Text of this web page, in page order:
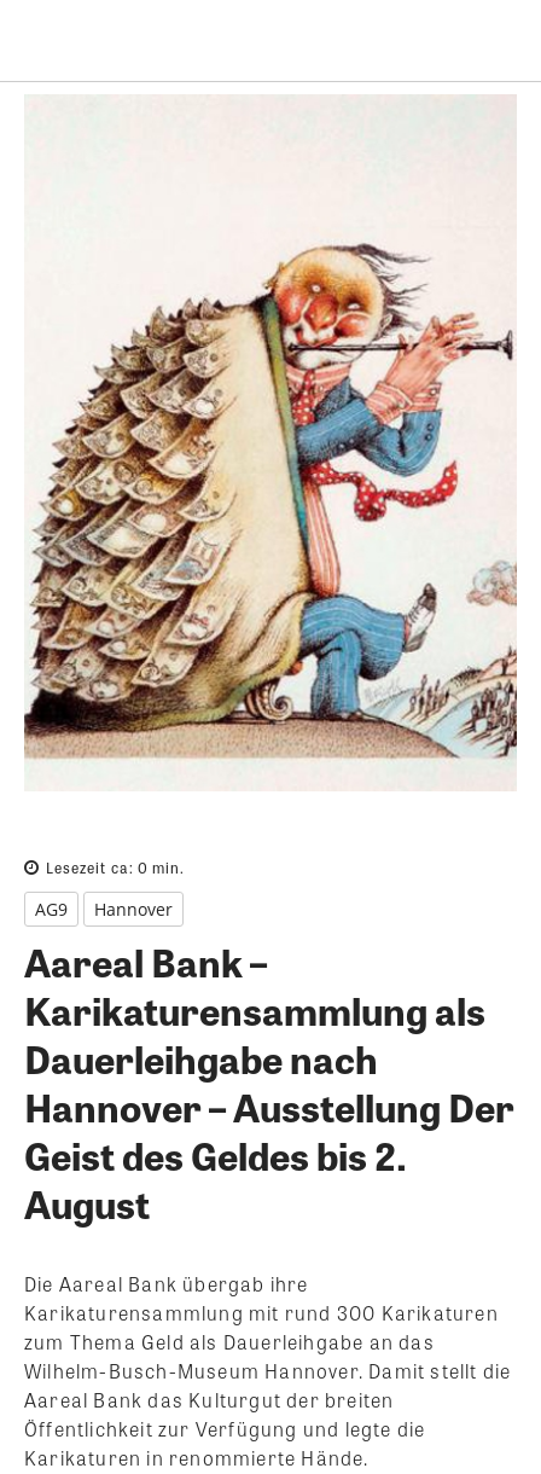
Lesezeit ca: 0 min.
AG9 Hannover
Aareal Bank –
Karikaturensammlung als
Dauerleihgabe nach
Hannover – Ausstellung Der
Geist des Geldes bis 2.
August
Die Aareal Bank übergab ihre
Karikaturensammlung mit rund 300 Karikaturen
zum Thema Geld als Dauerleihgabe an das
Wilhelm-Busch-Museum Hannover. Damit stellt die
Aareal Bank das Kulturgut der breiten
Öffentlichkeit zur Verfügung und legte die
Karikaturen in renommierte Hände.